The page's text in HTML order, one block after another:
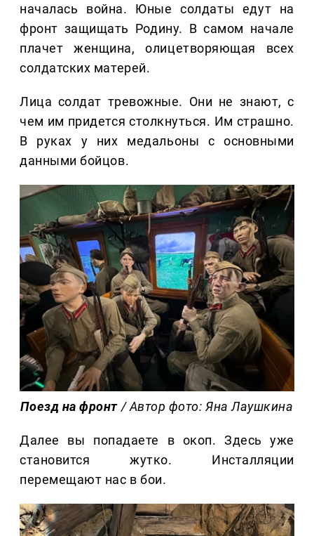
началась война. Юные солдаты едут на
фронт защищать Родину. В самом начале
плачет женщина, олицетворяющая всех
солдатских матерей.
Лица солдат тревожные. Они не знают, с
чем им придется столкнуться. Им страшно.
В руках у них медальоны с основными
данными бойцов.
Поезд на фронт/ Автор фото: Яна Лаушкина
Далее вы попадаете в окоп. Здесь уже
становится жутко. Инсталляции
перемещают нас в бои.